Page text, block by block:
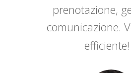
prenotazione,
comunicazione.